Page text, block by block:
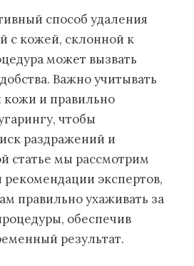
способ удаления
с кожей, склонной к
может вызвать
Важно учитывать
кожи и правильно
чтобы
раздражений и
статье мы рассмотрим
экспертов,
правильно ухаживать за
обеспечив
результат.